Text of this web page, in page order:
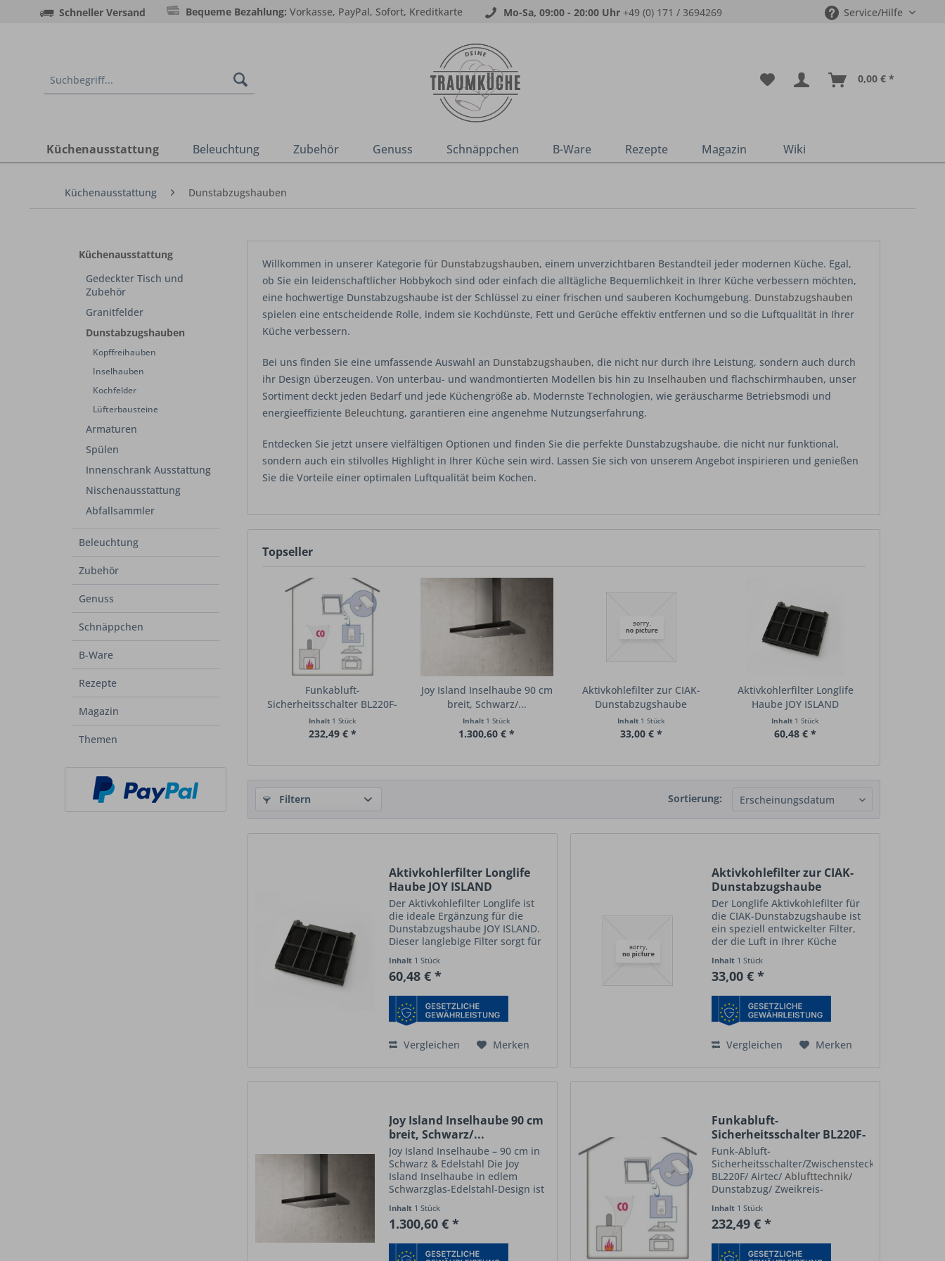
Schneller Versand Bequeme Bezahlung: Vorkasse, PayPal, Sofort, Kreditkarte Mo-Sa, 09:00 - 20:00 Uhr +49 (0) 171 / 3694269 Service/Hilfe
0,00 € *
Küchenausstattung Beleuchtung Zubehör Genuss Schnäppchen B-Ware Rezepte Magazin Wiki
Küchenausstattung Dunstabzugshauben
Küchenausstattung
Gedeckter Tisch und
Zubehör
Granitfelder
Dunstabzugshauben
Kopffreihauben
Inselhauben
Kochfelder
Lüfterbausteine
Armaturen
Spülen
Innenschrank Ausstattung
Nischenausstattung
Abfallsammler
Beleuchtung
Zubehör
Genuss
Schnäppchen
B-Ware
Rezepte
Magazin
Themen
Willkommen in unserer Kategorie für Dunstabzugshauben, einem unverzichtbaren Bestandteil jeder modernen Küche. Egal,
ob Sie ein leidenschaftlicher Hobbykoch sind oder einfach die alltägliche Bequemlichkeit in Ihrer Küche verbessern möchten,
eine hochwertige Dunstabzugshaube ist der Schlüssel zu einer frischen und sauberen Kochumgebung. Dunstabzugshauben
spielen eine entscheidende Rolle, indem sie Kochdünste, Fett und Gerüche effektiv entfernen und so die Luftqualität in Ihrer
Küche verbessern.
Bei uns finden Sie eine umfassende Auswahl an Dunstabzugshauben, die nicht nur durch ihre Leistung, sondern auch durch
ihr Design überzeugen. Von unterbau- und wandmontierten Modellen bis hin zu Inselhauben und flachschirmhauben, unser
Sortiment deckt jeden Bedarf und jede Küchengröße ab. Modernste Technologien, wie geräuscharme Betriebsmodi und
energieeffiziente Beleuchtung, garantieren eine angenehme Nutzungserfahrung.
Entdecken Sie jetzt unsere vielfältigen Optionen und finden Sie die perfekte Dunstabzugshaube, die nicht nur funktional,
sondern auch ein stilvolles Highlight in Ihrer Küche sein wird. Lassen Sie sich von unserem Angebot inspirieren und genießen
Sie die Vorteile einer optimalen Luftqualität beim Kochen.
Topseller
Funkabluft-
Sicherheitsschalter BL220F-
AIRTEC
Inhalt 1 Stück
232,49 € *
Joy Island Inselhaube 90 cm
breit, Schwarz/...
Inhalt 1 Stück
1.300,60 € *
Aktivkohlefilter zur CIAK-
Dunstabzugshaube
Inhalt 1 Stück
33,00 € *
Aktivkohlerfilter Longlife
Haube JOY ISLAND
Inhalt 1 Stück
60,48 € *
Filtern Sortierung:
Aktivkohlerfilter Longlife
Haube JOY ISLAND
Der Aktivkohlefilter Longlife ist
die ideale Ergänzung für die
Dunstabzugshaube JOY ISLAND.
Dieser langlebige Filter sorgt für
eine angenehme
Küchenatmosphäre. Dank seiner
Inhalt 1 Stück
60,48 € *
Vergleichen Merken
Aktivkohlefilter zur CIAK-
Dunstabzugshaube
Der Longlife Aktivkohlefilter für
die CIAK-Dunstabzugshaube ist
ein speziell entwickelter Filter,
der die Luft in Ihrer Küche
unangenehme Gerüche entfernt.
Dieser Filter ist perfekt auf die
Inhalt 1 Stück
33,00 € *
Vergleichen Merken
Joy Island Inselhaube 90 cm
breit, Schwarz/...
Joy Island Inselhaube – 90 cm in
Schwarz & Edelstahl Die Joy
Island Inselhaube in edlem
Schwarzglas-Edelstahl-Design ist
offene Küchen mit Kochinsel. Sie
kombiniert moderne Ästhetik mit
Inhalt 1 Stück
1.300,60 € *
Funkabluft-
Sicherheitsschalter BL220F-
AIRTEC
Funk-Abluft-
Sicherheitsschalter/Zwischenstecker
BL220F/ Airtec/Ablufttechnik/
Dunstabzug/ Zweikreis-
zertifiziert vom Deutschen
Institut für Bachtechnikt AIRTEC -
„Funk- Sicherheits-...
Inhalt 1 Stück
232,49 € *